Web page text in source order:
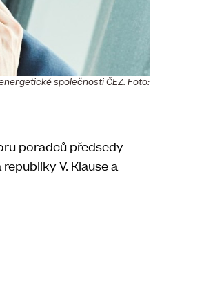
společnosti ČEZ. Foto:
poradců předsedy
V. Klause a